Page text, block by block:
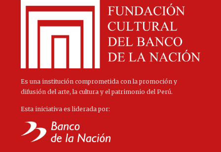
Es una institución comprometida con la promoción y
difusión del arte, la cultura y el patrimonio del Perú.
Esta iniciativa es liderada por: